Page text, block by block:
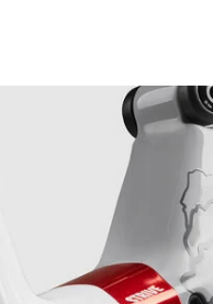
Heb je hulp
Onze deskundige